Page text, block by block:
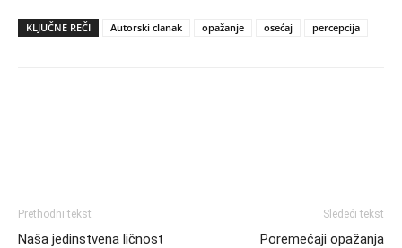
KLJUČNE REČI Autorski clanak opažanje osećaj percepcija
Prethodni tekst
Naša jedinstvena ličnost
Sledeći tekst
Poremećaji opažanja